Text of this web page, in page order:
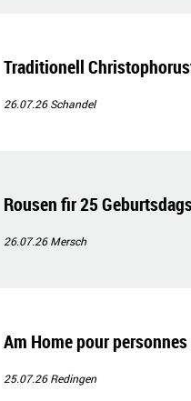
Traditionell
26.07.26Schandel
Rousen fir 25
26.07.26Mersch
Am Home pour
25.07.26Redingen